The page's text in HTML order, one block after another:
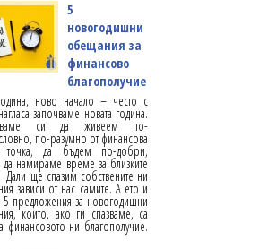
5
новогодишни
обещания за
финансово
благополучие
ново начало – често с
започваме новата година.
си да живеем по-
по-разумно от финансова
точка, да бъдем по-добри,
намираме време за близките
ще спазим собствените ни
зависи от нас самите. А ето и
5 предложения за новогодишни
които, ако ги спазваме, са
финансовото ни благополучие.